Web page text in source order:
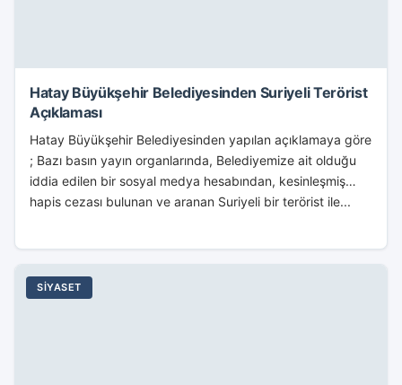
Hatay Büyükşehir Belediyesinden Suriyeli Terörist
Açıklaması
Hatay Büyükşehir Belediyesinden yapılan açıklamaya göre
; Bazı basın yayın organlarında, Belediyemize ait olduğu
iddia edilen bir sosyal medya hesabından, kesinleşmiş
hapis cezası bulunan ve aranan Suriyeli bir terörist ile...
SIYASET